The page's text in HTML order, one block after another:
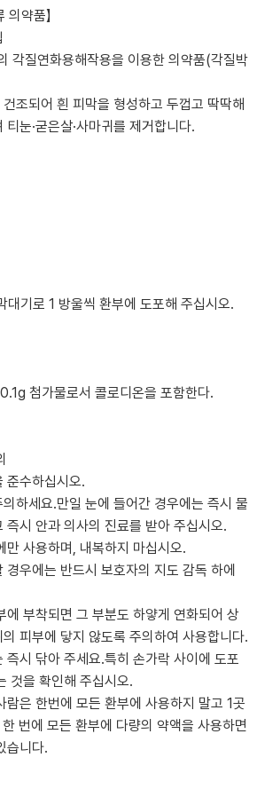
약품】
각질연화용해작용을 이용한 의약품(각질박
조되어 흰 피막을 형성하고 두껍고 딱딱해
눈·굳은살·사마귀를 제거합니다.
대기로 1 방울씩 환부에 도포해 주십시오.
첨가물로서 콜로디온을 포함한다.
수하십시오.
하세요.만일 눈에 들어간 경우에는 즉시 물
즉시 안과 의사의 진료를 받아 주십시오.
사용하며, 내복하지 마십시오.
우에는 반드시 보호자의 지도 감독 하에
부착되면 그 부분도 하얗게 연화되어 상
피부에 닿지 않도록 주의하여 사용합니다.
즉시 닦아 주세요.특히 손가락 사이에 도포
것을 확인해 주십시오.
은 한번에 모든 환부에 사용하지 말고 1곳
번에 모든 환부에 다량의 약액을 사용하면
습니다.